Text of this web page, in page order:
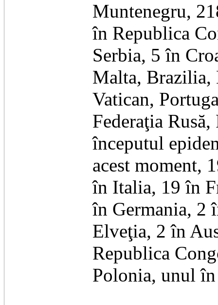
Muntenegru,
în Republica
Serbia, 5 în
Malta, Brazilia,
Vatican,
Federaţia
începutul
acest moment,
în Italia, 19 în
în Germania, 2
Elveţia, 2 în
Republica
Polonia, unul